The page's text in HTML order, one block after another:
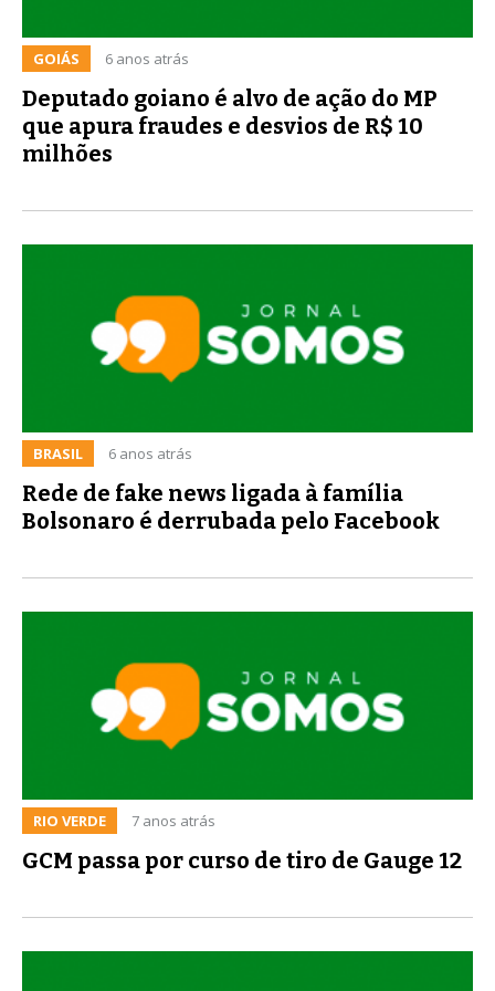
GOIÁS 6 anos atrás
Deputado goiano é alvo de ação do MP
que apura fraudes e desvios de R$ 10
milhões
BRASIL 6 anos atrás
Rede de fake news ligada à família
Bolsonaro é derrubada pelo Facebook
RIO VERDE 7 anos atrás
GCM passa por curso de tiro de Gauge 12